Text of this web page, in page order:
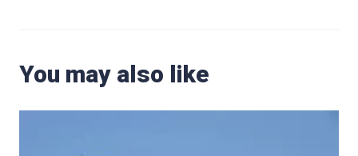
You may also like